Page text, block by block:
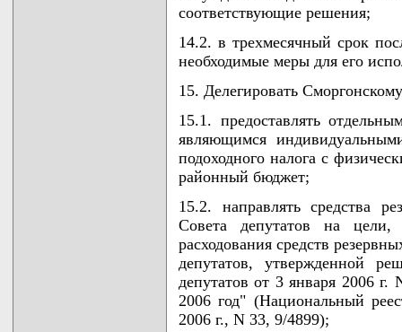
соответствующие решения;
14.2. в трехмесячный срок
необходимые меры для его
15. Делегировать
15.1. предоставлять
являющимся
подоходного налога с
районный бюджет;
15.2. направлять средства
Совета депутатов на цели,
расходования средств
депутатов, утвержденной
депутатов от 3 января 2006
2006 год" (Национальный
2006 г., N 33, 9/4899);